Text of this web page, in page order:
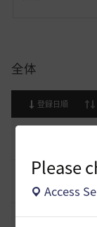
Please
Access
全体
登録日順
[開催中
0
黒い砂漠